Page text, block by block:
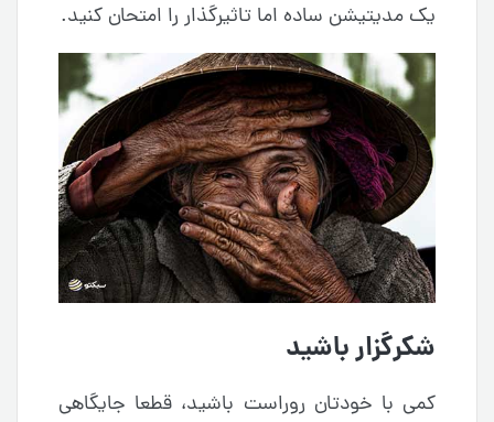
یک مدیتیشن ساده اما تاثیرگذار را امتحان کنید.
شکرگزار باشید
کمی با خودتان روراست باشید، قطعا جایگاهی